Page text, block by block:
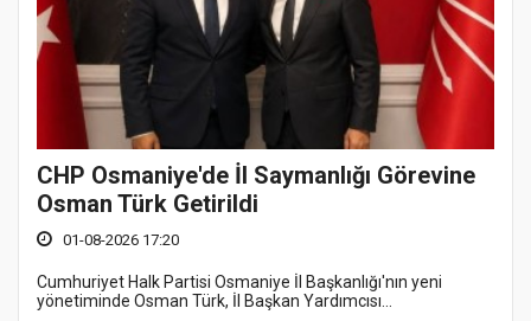
CHP Osmaniye'de İl Saymanlığı Görevine
Osman Türk Getirildi
01-08-2026 17:20
Cumhuriyet Halk Partisi Osmaniye İl Başkanlığı'nın yeni
yönetiminde Osman Türk, İl Başkan Yardımcısı...